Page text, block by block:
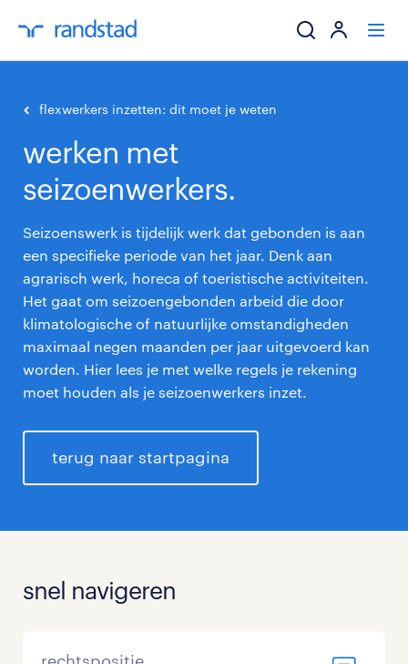
ik zoek een
over randstad
flexwerkers inzetten: dit moet je weten
werken met
seizoenwerkers.
Seizoenswerk is tijdelijk werk dat gebonden is aan
een specifieke periode van het jaar. Denk aan
agrarisch werk, horeca of toeristische activiteiten.
Het gaat om seizoengebonden arbeid die door
klimatologische of natuurlijke omstandigheden
maximaal negen maanden per jaar uitgevoerd kan
worden. Hier lees je met welke regels je rekening
moet houden als je seizoenwerkers inzet.
terug naar startpagina
snel navigeren